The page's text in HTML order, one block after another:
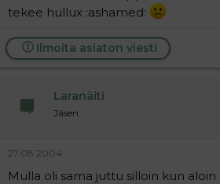
a
a
tekee hullux :ashamed:
Ilmoita asiaton viesti
Laranäiti
Jäsen
27.08.2004
Mulla oli sama juttu silloin kun